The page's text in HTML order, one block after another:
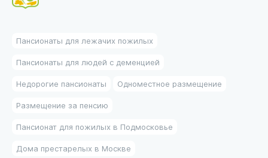
Пансионаты для лежачих пожилых
Пансионаты для людей с деменцией
Недорогие пансионаты Одноместное размещение
Размещение за пенсию
Пансионат для пожилых в Подмосковье
Дома престарелых в Москве